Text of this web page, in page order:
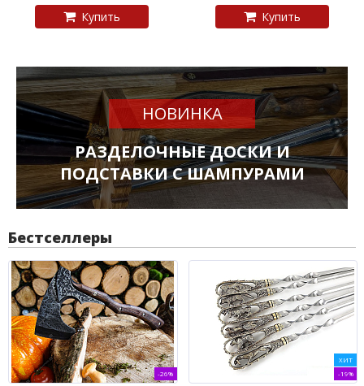
Купить Купить
НОВИНКА
РАЗДЕЛОЧНЫЕ ДОСКИ И
ПОДСТАВКИ С ШАМПУРАМИ
Бестселлеры
-26%
ХИТ
-19%